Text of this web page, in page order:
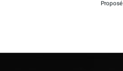
Proposé